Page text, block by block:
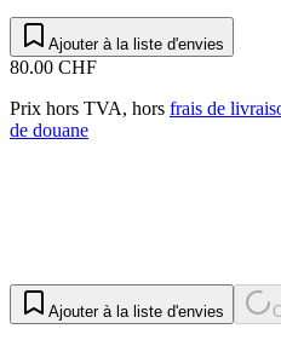
Ajouter à la liste d'envies
80.00 CHF
Prix hors TVA, hors frais de
de douane
Ajouter à la liste d'envies